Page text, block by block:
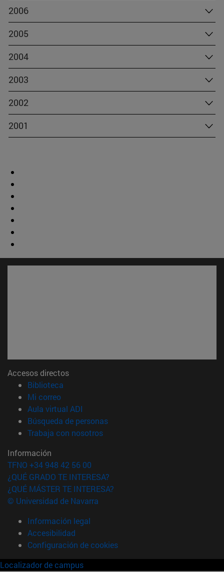
2006
2005
2004
2003
2002
2001
Accesos directos
Biblioteca
Mi correo(abre en nueva ventana)
Aula virtual ADI
Búsqueda de personas(abre en nueva ventana)
Trabaja con nosotros(abre en nueva ventana)
Información
TFNO +34 948 42 56 00
¿QUÉ GRADO TE INTERESA?
¿QUÉ MÁSTER TE INTERESA?
© Universidad de Navarra
Información legal
Accesibilidad
Configuración de cookies
Localizador de campus